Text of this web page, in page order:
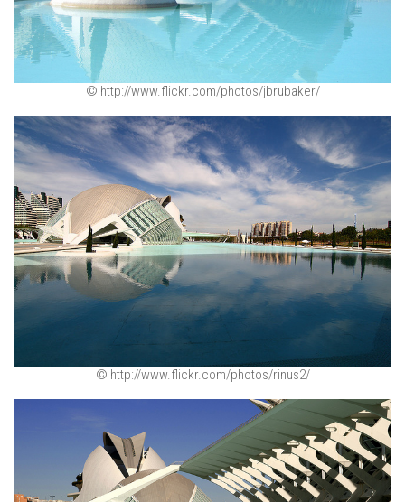
© http://www.flickr.com/photos/jbrubaker/
© http://www.flickr.com/photos/rinus2/